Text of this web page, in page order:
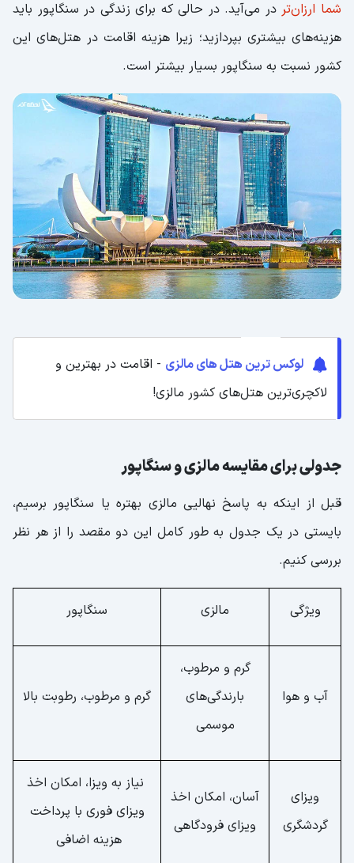
شما ارزان‌تردر می‌آید. در حالی که برای زندگی در سنگاپور باید
هزینه‌های بیشتری بپردازید؛ زیرا هزینه اقامت در هتل‌های این
کشور نسبت به سنگاپور بسیار بیشتر است.
لوکس ‌ترین هتل‌ های مالزی - اقامت در بهترین و
لاکچری‌ترین هتل‌های کشور مالزی!
جدولی برای مقایسه مالزی و سنگاپور
قبل از اینکه به پاسخ نهالیی مالزی بهتره یا سنگاپور برسیم،
بایستی در یک جدول به طور کامل این دو مقصد را از هر نظر
بررسی کنیم.
ویژگی مالزی سنگاپور
آب و هوا
گرم و مرطوب،
بارندگی‌های
موسمی
گرم و مرطوب، رطوبت بالا
ویزای
گردشگری
آسان، امکان اخذ
ویزای فرودگاهی
نیاز به ویزا، امکان اخذ
ویزای فوری با پرداخت
هزینه اضافی